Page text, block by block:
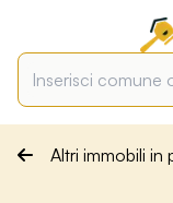
Altri immobili